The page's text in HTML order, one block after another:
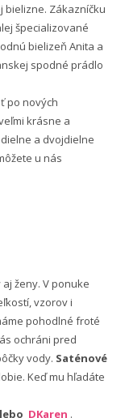
bielizne. Zákazníčku
špecializované
bielizeň Anita a
spodné prádlo
po nových
krásne a
a dvojdielne
u nás
ženy. V ponuke
vzorov i
pohodlné froté
ochráni pred
vody. Saténové
Keď mu hľadáte
DKaren .